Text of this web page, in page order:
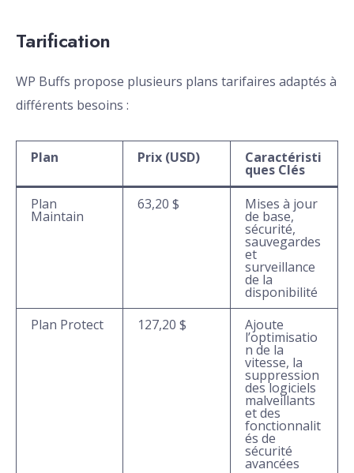
Tarification
WP Buffs propose plusieurs plans tarifaires adaptés à
différents besoins :
Plan Prix (USD) Caractéristi
ques Clés
Plan
Maintain
63,20 $ Mises à jour
de base,
sécurité,
sauvegardes
et
surveillance
de la
disponibilité
Plan Protect
127,20 $ Ajoute
l’optimisatio
n de la
vitesse, la
suppression
des logiciels
malveillants
et des
fonctionnalit
és de
sécurité
avancées